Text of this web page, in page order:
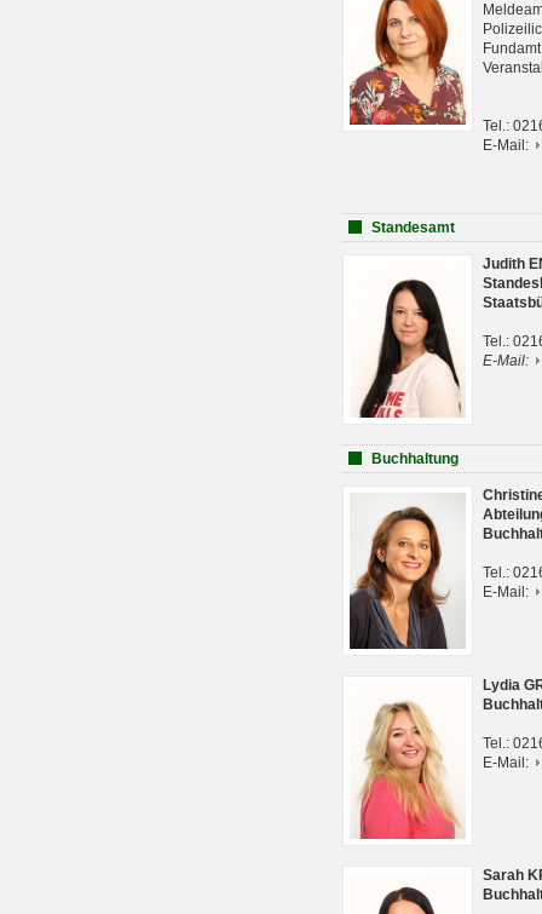
Tel.:
E-Mail:
Standesamt
Judith
Tel.:
E-Mail:
Buchhaltung
Tel.:
E-Mail:
Lydia
Tel.:
E-Mail:
Sarah